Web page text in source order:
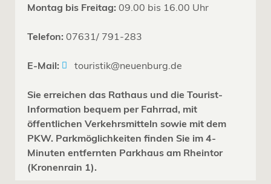
Montag bis Freitag: 09.00 bis 16.00 Uhr
Telefon: 07631/ 791-283
E-Mail: touristik@neuenburg.de
Sie erreichen das Rathaus und die Tourist-
Information bequem per Fahrrad, mit
öffentlichen Verkehrsmitteln sowie mit dem
PKW. Parkmöglichkeiten finden Sie im 4-
Minuten entfernten Parkhaus am Rheintor
(Kronenrain 1).